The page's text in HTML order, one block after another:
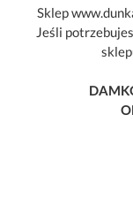
Sklep
Jeśli